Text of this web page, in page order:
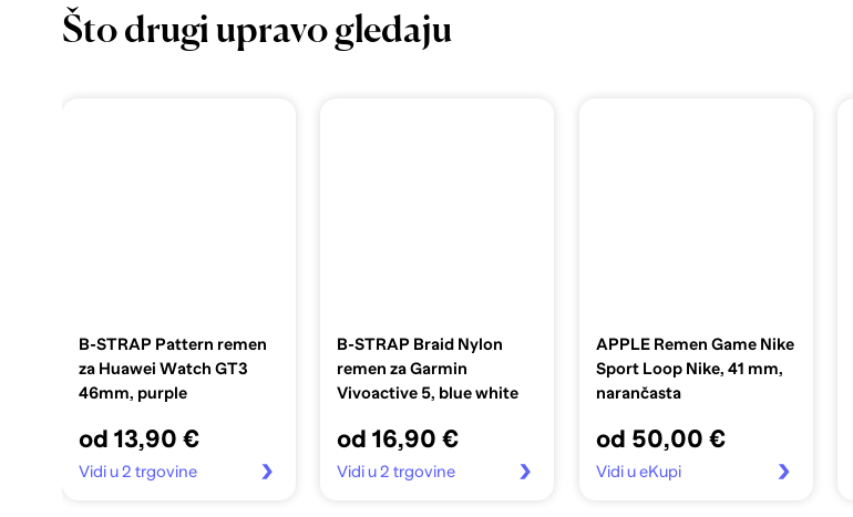
Što drugi upravo gledaju
B-STRAP Pattern remen
za Huawei Watch GT3
46mm, purple
od 13,90 €
Vidi u 2 trgovine
B-STRAP Braid Nylon
remen za Garmin
Vivoactive 5, blue white
od 16,90 €
Vidi u 2 trgovine
APPLE Remen Game Nike
Sport Loop Nike, 41 mm,
narančasta
od 50,00 €
Vidi u eKupi